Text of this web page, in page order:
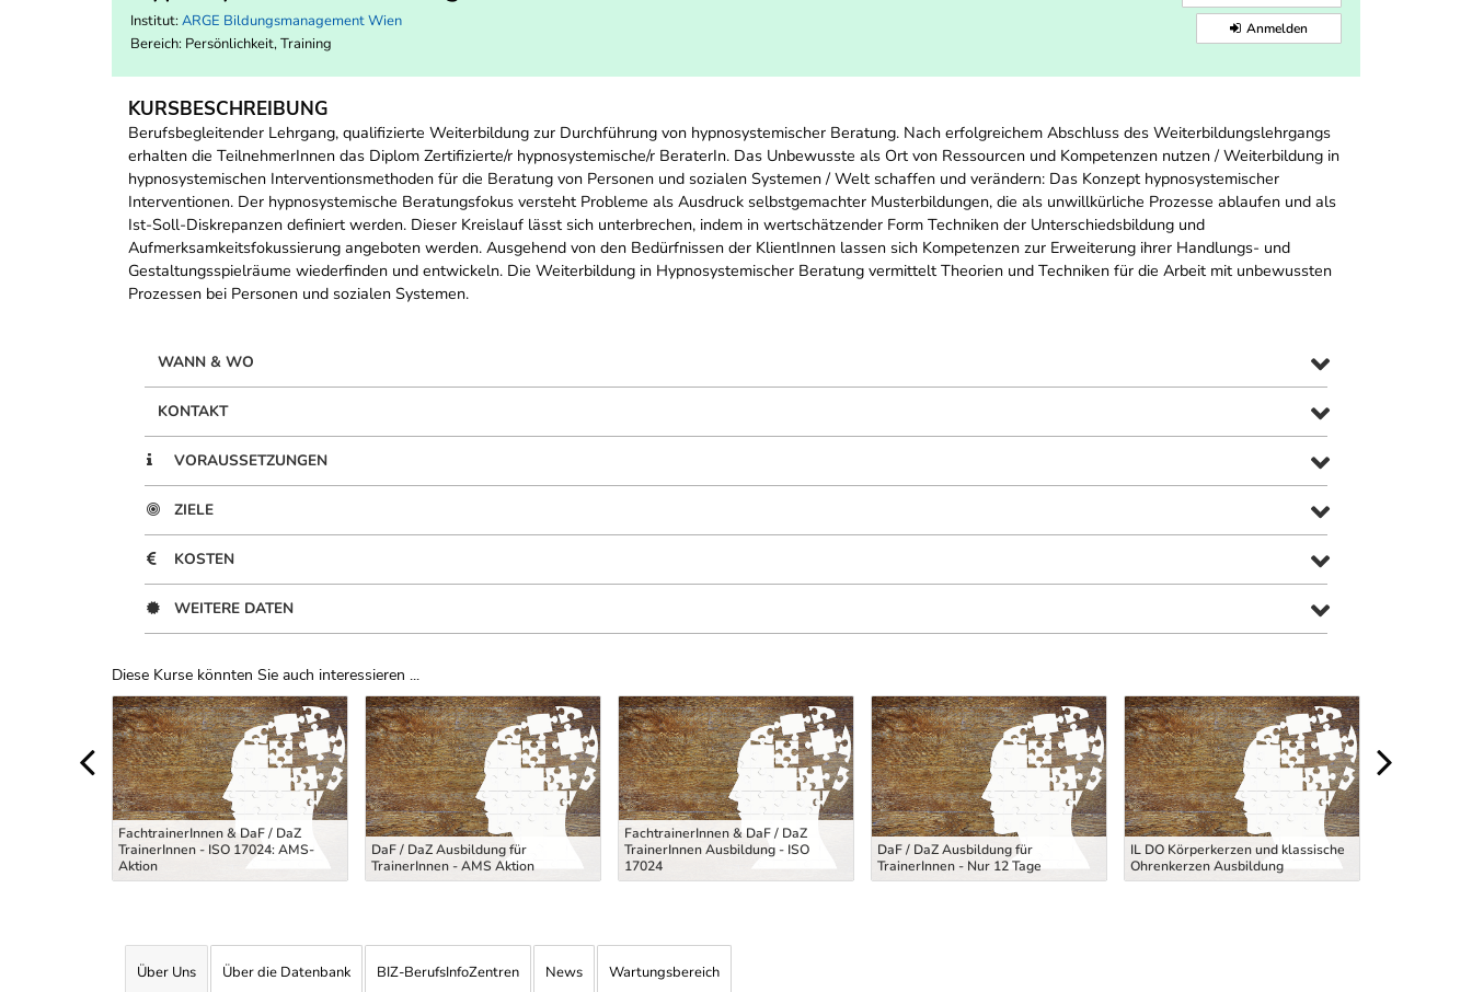
Institut: ARGE Bildungsmanagement Wien
Bereich: Persönlichkeit, Training
Anmelden
KURSBESCHREIBUNG
Berufsbegleitender Lehrgang, qualifizierte Weiterbildung zur Durchführung von hypnosystemischer Beratung. Nach erfolgreichem Abschluss des Weiterbildungslehrgangs
erhalten die TeilnehmerInnen das Diplom Zertifizierte/r hypnosystemische/r BeraterIn. Das Unbewusste als Ort von Ressourcen und Kompetenzen nutzen / Weiterbildung in
hypnosystemischen Interventionsmethoden für die Beratung von Personen und sozialen Systemen / Welt schaffen und verändern: Das Konzept hypnosystemischer
Interventionen. Der hypnosystemische Beratungsfokus versteht Probleme als Ausdruck selbstgemachter Musterbildungen, die als unwillkürliche Prozesse ablaufen und als
Ist-Soll-Diskrepanzen definiert werden. Dieser Kreislauf lässt sich unterbrechen, indem in wertschätzender Form Techniken der Unterschiedsbildung und
Aufmerksamkeitsfokussierung angeboten werden. Ausgehend von den Bedürfnissen der KlientInnen lassen sich Kompetenzen zur Erweiterung ihrer Handlungs- und
Gestaltungsspielräume wiederfinden und entwickeln. Die Weiterbildung in Hypnosystemischer Beratung vermittelt Theorien und Techniken für die Arbeit mit unbewussten
Prozessen bei Personen und sozialen Systemen.
WANN & WO
KONTAKT
VORAUSSETZUNGEN
ZIELE
KOSTEN
WEITERE DATEN
Diese Kurse könnten Sie auch interessieren ...
Uber Weiterbildungsvorschläge
FachtrainerInnen & DaF / DaZ
TrainerInnen - ISO 17024: AMS-
Aktion
DaF / DaZ Ausbildung für
TrainerInnen - AMS Aktion
FachtrainerInnen & DaF / DaZ
TrainerInnen Ausbildung - ISO
17024
DaF / DaZ Ausbildung für
TrainerInnen - Nur 12 Tage
IL DO Körperkerzen und klassische
Ohrenkerzen Ausbildung
Über Uns Über die Datenbank BIZ-BerufsInfoZentren News Wartungsbereich